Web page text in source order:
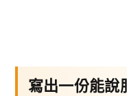
寫出一份能說